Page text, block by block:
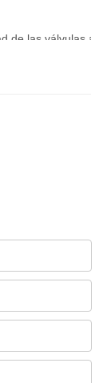
de las válvulas
la calidad del